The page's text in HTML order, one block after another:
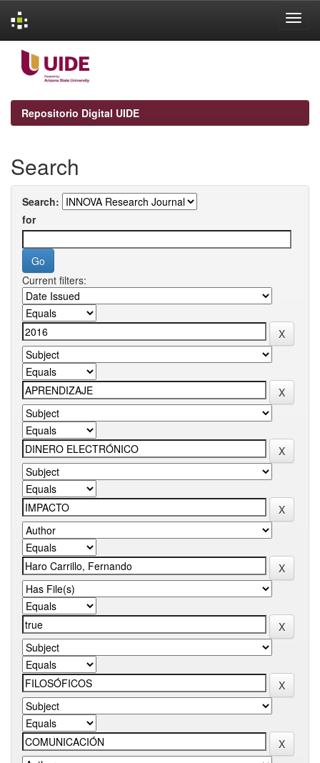
navigation
Repositorio Digital UIDE
Search
Search:
for
Current filters: